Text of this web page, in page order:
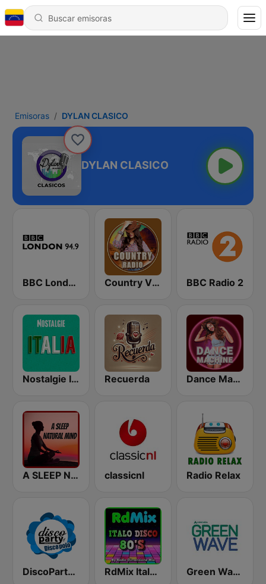
Emisoras DYLAN CLASICO
DYLAN CLASICO
BBC London Country Vibes BBC Radio 2
Nostalgie Italia Recuerda Dance Machine
A SLEEP NATURAL MIND classicnl Radio Relax
DiscoParty.pl - Disco Polo RdMix Italo Disco 80's Green Wave 106.5 FM